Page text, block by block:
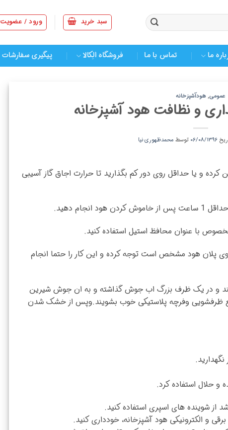
سبد خرید ورود / عضویت
ما تماس با ما فروشگاه الِکالا پیگیری سفارشات
عمومی,هودآشپزخانه
و ⁣نظافت هود آشپزخانه
۰۶/۰۸/۱۳۹۶ توسط محمدظهوری نیا
کرده و یا حداقل روی دور کم بگذارید تا حرارت اجاق گاز آسیبی
پلان هود مشخص است توجه کرده و این کار را حتما انجام
از هود جدا کنند و در یک ظرف بزرگ اب جوش گذاشته و به ان جوش شیرین
فیلتر راه با مایع ظرفشویی وفرچه پلاستیکی خوب بشویند.وپس از خشک شدن
و حلال استفاده کرد.
از شوینده های اسپری استفاده کنید.
و الکترونیکی هود آشپزخانه، خودداری کنید.